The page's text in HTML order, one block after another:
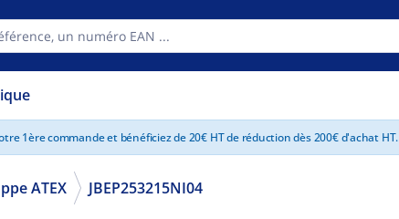
1ère commande et bénéficiez de 20€ HT de réduction dès 200€ d'achat HT.
ATEX JBEP253215NI04